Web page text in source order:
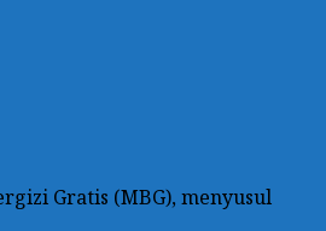
Gratis (MBG), menyusul